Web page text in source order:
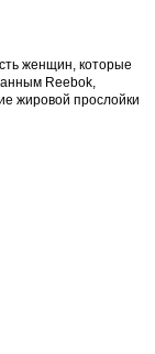
женщин, которые
Reebok,
жировой прослойки